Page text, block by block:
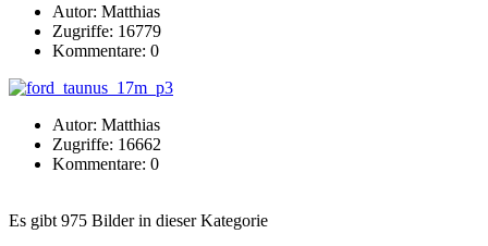
Autor: Matthias
Zugriffe: 16779
Kommentare: 0
Autor: Matthias
Zugriffe: 16662
Kommentare: 0
Es gibt 975 Bilder in dieser Kategorie